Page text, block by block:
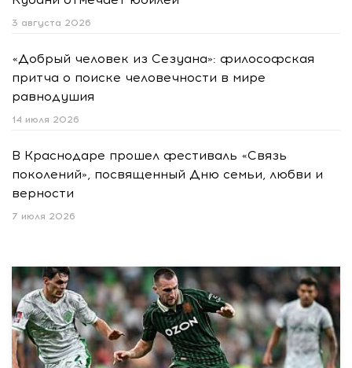
3 августа 2026
«Добрый человек из Сезуана»: философская
притча о поиске человечности в мире
равнодушия
14 июля 2026
В Краснодаре прошел фестиваль «Связь
поколений», посвященный Дню семьи, любви и
верности
7 июля 2026